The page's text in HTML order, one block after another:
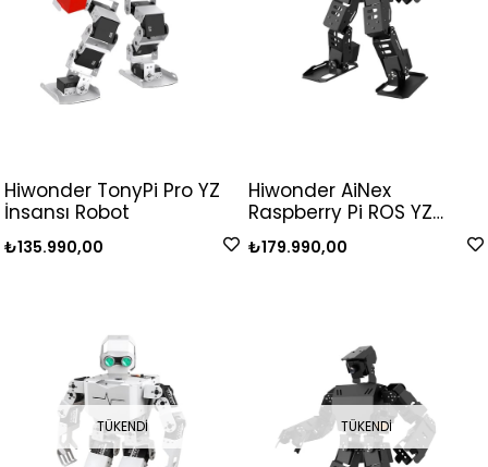
Hiwonder TonyPi Pro YZ
İnsansı Robot
₺135.990,00
Hiwonder AiNex
Raspberry Pi ROS YZ
Görüş İnsansı Robot
Standart Kit
₺179.990,00
TÜKENDI TÜKENDI